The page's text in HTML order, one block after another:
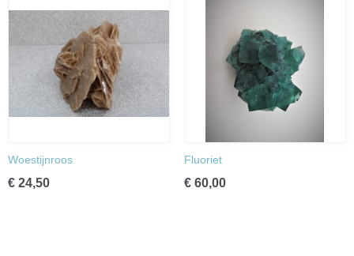
Woestijnroos
€ 24,50
Fluoriet
€ 60,00